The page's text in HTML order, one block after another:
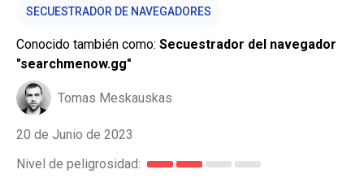
SECUESTRADOR DE NAVEGADORES
Conocido también como: Secuestrador del navegador
"searchmenow.gg"
Tomas Meskauskas
20 de Junio de 2023
Nivel de peligrosidad: